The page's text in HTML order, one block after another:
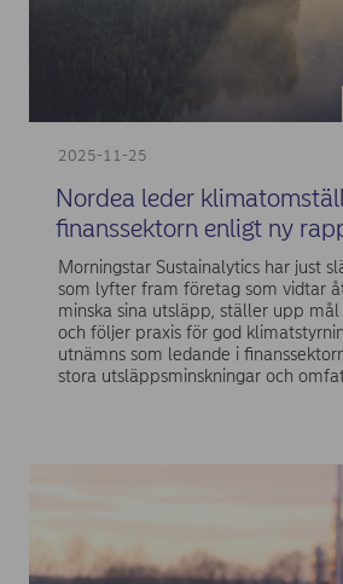
2025-11-25
Nordea leder
finanssektorn enligt ny
Morningstar Sustainalytics har just
som lyfter fram företag som vidtar
minska sina utsläpp, ställer upp
och följer praxis för god
utnämns som ledande i
stora utsläppsminskningar och